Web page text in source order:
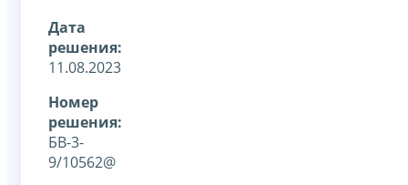
Дата
решения:
11.08.2023
Номер
решения:
БВ-3-
9/10562@